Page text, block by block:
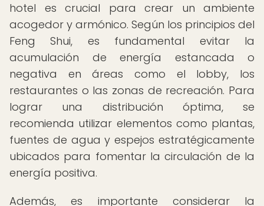
hotel es crucial para crear un ambiente
acogedor y armónico. Según los principios del
Feng Shui, es fundamental evitar la
acumulación de energía estancada o
negativa en áreas como el lobby, los
restaurantes o las zonas de recreación. Para
lograr una distribución óptima, se
recomienda utilizar elementos como plantas,
fuentes de agua y espejos estratégicamente
ubicados para fomentar la circulación de la
energía positiva.
Además, es importante considerar la